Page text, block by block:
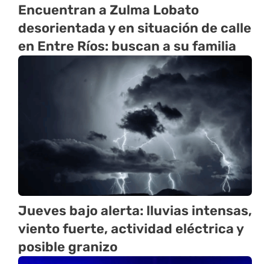
Encuentran a Zulma Lobato
desorientada y en situación de calle
en Entre Ríos: buscan a su familia
Jueves bajo alerta: lluvias intensas,
viento fuerte, actividad eléctrica y
posible granizo